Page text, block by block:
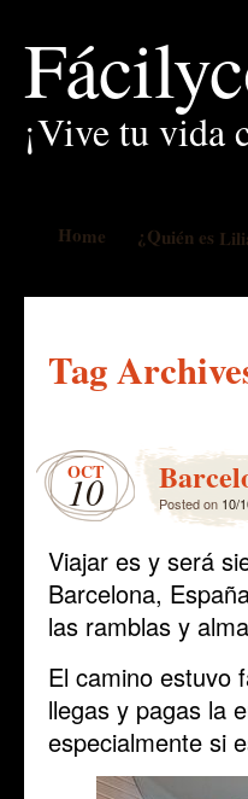
¡Vive tu vida
Home ¿Quién es
Tag
OCT
10 Posted on 10/
Viajar es y será
Barcelona,
las ramblas y
El camino estuvo
llegas y pagas la
especialmente si